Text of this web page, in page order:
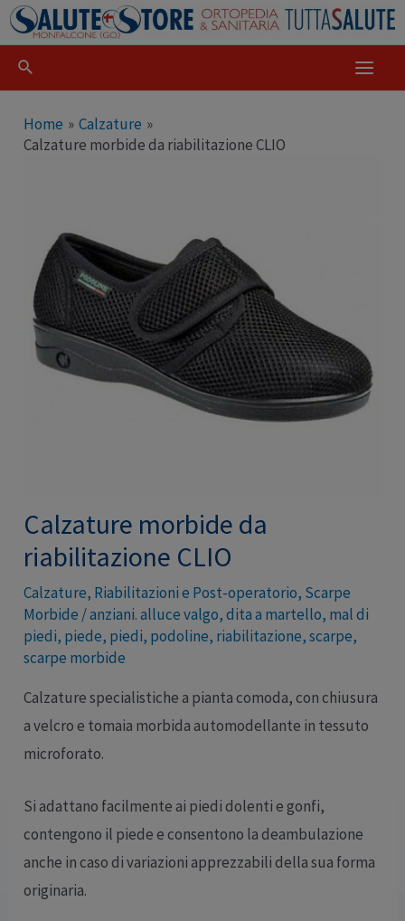
Home
Calzature
Calzature morbide da riabilitazione CLIO
Calzature morbide da
riabilitazione CLIO
Calzature, Riabilitazioni e Post-operatorio, Scarpe
Morbide /anziani. alluce valgo,dita a martello, mal di
piedi, piede, piedi, podoline, riabilitazione,scarpe,
scarpe morbide
Calzature specialistiche a pianta comoda, con chiusura
a velcro e tomaia morbida automodellante in tessuto
microforato.
Si adattano facilmente ai piedi dolenti e gonfi,
contengono il piede e consentono la deambulazione
anche in caso di variazioni apprezzabili della sua forma
originaria.